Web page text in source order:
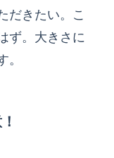
だきたい。こ
ず。大きさに
。